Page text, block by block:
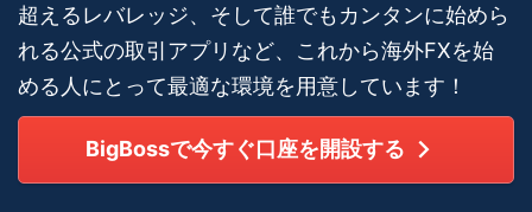
超えるレバレッジ、そして誰でもカンタンに始めら
れる公式の取引アプリなど、これから海外FXを始
める人にとって最適な環境を用意しています！
BigBossで今すぐ口座を開設する